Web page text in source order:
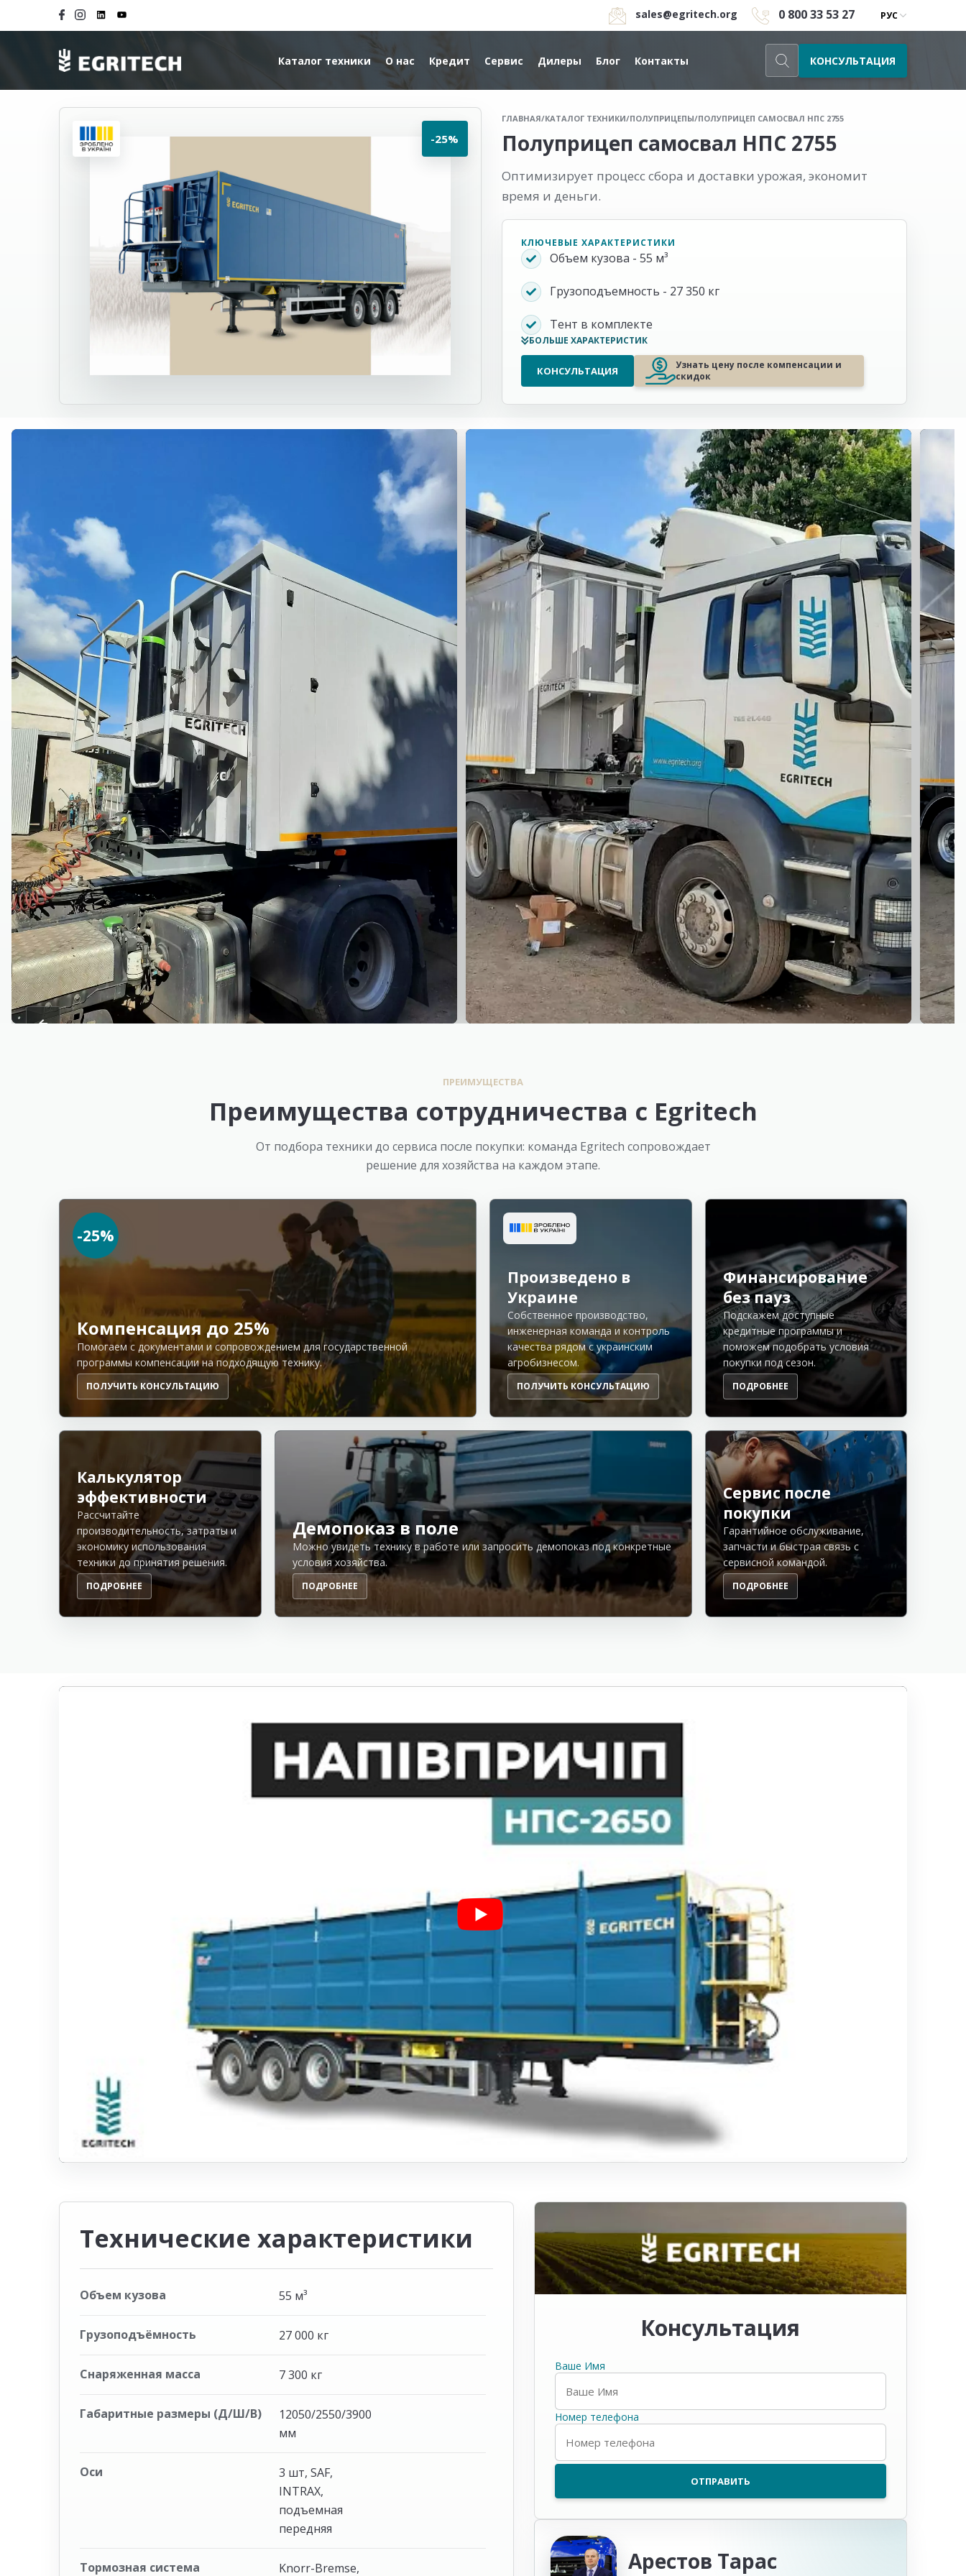
sales@egritech.org 0 800 33 53 27 РУС
Каталог техники О нас Кредит Сервис Дилеры Блог Контакты КОНСУЛЬТАЦИЯ
-25%
ГЛАВНАЯ/КАТАЛОГ ТЕХНИКИ/ПОЛУПРИЦЕПЫ/ПОЛУПРИЦЕП САМОСВАЛ НПС 2755
Полуприцеп самосвал НПС 2755
Оптимизирует процесс сбора и доставки урожая, экономит
время и деньги.
КЛЮЧЕВЫЕ ХАРАКТЕРИСТИКИ
Объем кузова - 55 м³
Грузоподъемность - 27 350 кг
Тент в комплекте
БОЛЬШЕ ХАРАКТЕРИСТИК
КОНСУЛЬТАЦИЯ
Узнать цену после компенсации и
скидок
ПРЕИМУЩЕСТВА
Преимущества сотрудничества с Egritech
От подбора техники до сервиса после покупки: команда Egritech сопровождает
решение для хозяйства на каждом этапе.
-25%
Компенсация до 25%
Помогаем с документами и сопровождением для государственной
программы компенсации на подходящую технику.
ПОЛУЧИТЬ КОНСУЛЬТАЦИЮ
Произведено в
Украине
Собственное производство,
инженерная команда и контроль
качества рядом с украинским
агробизнесом.
ПОЛУЧИТЬ КОНСУЛЬТАЦИЮ
Финансирование
без пауз
Подскажем доступные
кредитные программы и
поможем подобрать условия
покупки под сезон.
ПОДРОБНЕЕ
Калькулятор
эффективности
Рассчитайте
производительность, затраты и
экономику использования
техники до принятия решения.
ПОДРОБНЕЕ
Демопоказ в поле
Можно увидеть технику в работе или запросить демопоказ под конкретные
условия хозяйства.
ПОДРОБНЕЕ
Сервис после
покупки
Гарантийное обслуживание,
запчасти и быстрая связь с
сервисной командой.
ПОДРОБНЕЕ
Технические характеристики
Объем кузова 55 м³
Грузоподъёмность 27 000 кг
Снаряженная масса 7 300 кг
Габаритные размеры (Д/Ш/В)
12050/2550/3900
мм
Оси
3 шт, SAF,
INTRAX,
подъемная
передняя
Тормозная система Knorr-Bremse,
Консультация
Ваше Имя
Номер телефона
Арестов Тарас